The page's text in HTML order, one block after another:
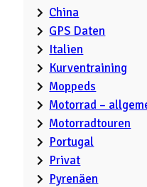
China
GPS Daten
Italien
Kurventraining
Moppeds
Motorrad –
Motorradtouren
Portugal
Privat
Pyrenäen